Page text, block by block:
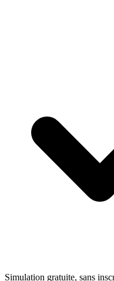
Simulation gratuite, sans